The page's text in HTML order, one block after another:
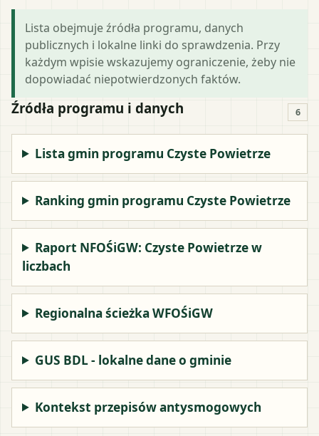
Lista obejmuje źródła programu, danych
publicznych i lokalne linki do sprawdzenia. Przy
każdym wpisie wskazujemy ograniczenie, żeby nie
dopowiadać niepotwierdzonych faktów.
Źródła programu i danych 6
Lista gmin programu Czyste Powietrze
Ranking gmin programu Czyste Powietrze
Raport NFOŚiGW: Czyste Powietrze w
liczbach
Regionalna ścieżka WFOŚiGW
GUS BDL - lokalne dane o gminie
Kontekst przepisów antysmogowych